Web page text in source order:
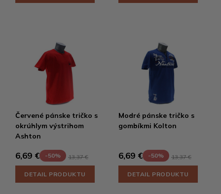
Červené pánske tričko s
okrúhlym výstrihom
Ashton
6,69 € -50% 13,37 €
DETAIL PRODUKTU
Modré pánske tričko s
gombíkmi Kolton
6,69 € -50% 13,37 €
DETAIL PRODUKTU